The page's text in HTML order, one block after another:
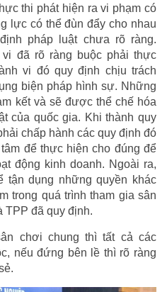
thi phát hiện ra vi phạm có
lực có thể đùn đẩy cho nhau
pháp luật chưa rõ ràng.
đã rõ ràng buộc phải thực
vi đó quy định chịu trách
biện pháp hình sự. Những
kết và sẽ được thể chế hóa
của quốc gia. Khi thành quy
chấp hành các quy định đó
để thực hiện cho đúng để
động kinh doanh. Ngoài ra,
tận dụng những quyền khác
trong quá trình tham gia sân
TPP đã quy định.
chơi chung thì tất cả các
nếu đứng bên lề thì rõ ràng